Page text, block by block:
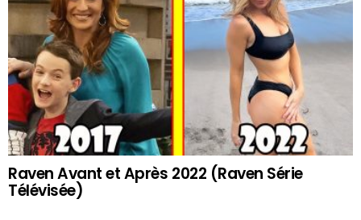
Raven Avant et Après 2022 (Raven Série
Télévisée)